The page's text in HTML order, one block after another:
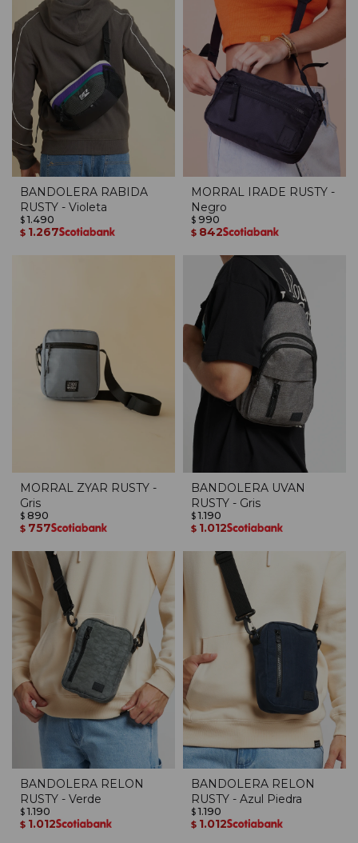
BANDOLERA RABIDA
RUSTY - Violeta
$ 1.490
$ 1.267
MORRAL IRADE RUSTY -
Negro
$ 990
$ 842
MORRAL ZYAR RUSTY -
Gris
$ 890
$ 757
BANDOLERA UVAN
RUSTY - Gris
$ 1.190
$ 1.012
BANDOLERA RELON
RUSTY - Verde
$ 1.190
$ 1.012
BANDOLERA RELON
RUSTY - Azul Piedra
$ 1.190
$ 1.012